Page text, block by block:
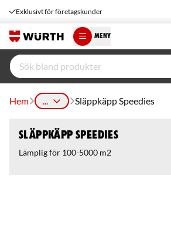
Exklusivt för företagskunder
MENY
Hem ... Släppkäpp Speedies
Släppkäpp Speedies
Lämplig för 100-5000 m2